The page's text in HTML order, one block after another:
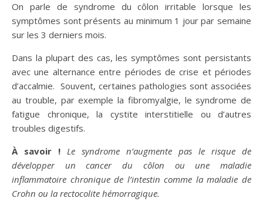
On parle de syndrome du côlon irritable lorsque les
symptômes sont présents au minimum 1 jour par semaine
sur les 3 derniers mois.
Dans la plupart des cas, les symptômes sont persistants
avec une alternance entre périodes de crise et périodes
d’accalmie. Souvent, certaines pathologies sont associées
au trouble, par exemple la fibromyalgie, le syndrome de
fatigue chronique, la cystite interstitielle ou d’autres
troubles digestifs.
À savoir ! Le syndrome n’augmente pas le risque de
développer un cancer du côlon ou une maladie
inflammatoire chronique de l’intestin comme la maladie de
Crohn ou la rectocolite hémorragique.